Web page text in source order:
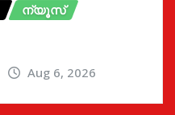
ന്യൂസ്
Aug 6, 2026